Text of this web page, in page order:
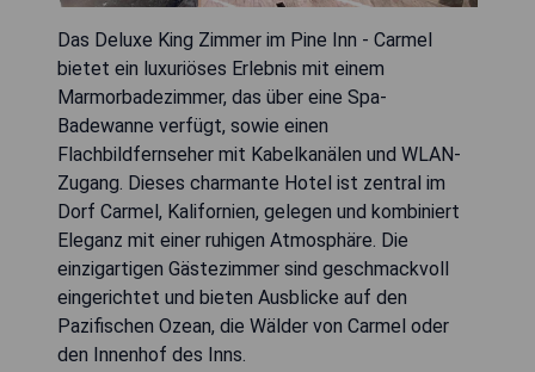
Das Deluxe King Zimmer im Pine Inn - Carmel
bietet ein luxuriöses Erlebnis mit einem
Marmorbadezimmer, das über eine Spa-
Badewanne verfügt, sowie einen
Flachbildfernseher mit Kabelkanälen und WLAN-
Zugang. Dieses charmante Hotel ist zentral im
Dorf Carmel, Kalifornien, gelegen und kombiniert
Eleganz mit einer ruhigen Atmosphäre. Die
einzigartigen Gästezimmer sind geschmackvoll
eingerichtet und bieten Ausblicke auf den
Pazifischen Ozean, die Wälder von Carmel oder
den Innenhof des Inns.